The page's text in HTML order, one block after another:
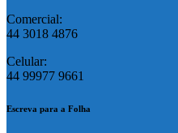
Comercial:
44 3018 4876
Celular:
44 99977 9661
Escreva para a Folha